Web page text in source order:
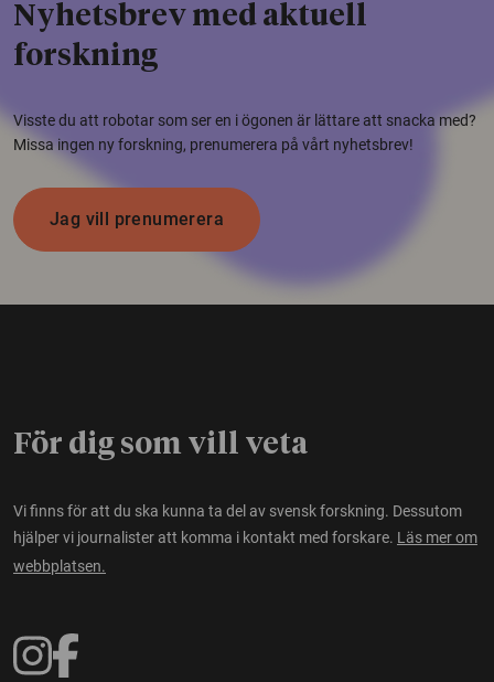
Nyhetsbrev med aktuell
forskning
Visste du att robotar som ser en i ögonen är lättare att snacka med?
Missa ingen ny forskning, prenumerera på vårt nyhetsbrev!
Jag vill prenumerera
För dig som vill veta
Vi finns för att du ska kunna ta del av svensk forskning. Dessutom
hjälper vi journalister att komma i kontakt med forskare. Läs mer om
webbplatsen.